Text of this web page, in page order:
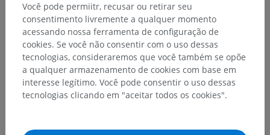
Você pode permiitr, recusar ou retirar seu
consentimento livremente a qualquer momento
acessando nossa ferramenta de configuração de
cookies. Se você não consentir com o uso dessas
tecnologias, consideraremos que você também se opõe
a qualquer armazenamento de cookies com base em
interesse legítimo. Você pode consentir o uso dessas
tecnologias clicando em "aceitar todos os cookies".